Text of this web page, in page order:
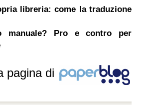
libreria: come la traduzione
manuale? Pro e contro per
pagina di